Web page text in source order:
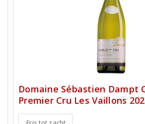
Domaine Sébastien Dampt
Premier Cru Les Vaillons